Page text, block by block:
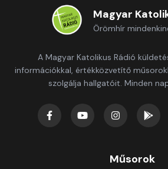
Magyar
Örömhír
A Magyar Katolikus Rádió
információkkal, értékközvetítő
szolgálja hallgatóit. Minden
Műsorok